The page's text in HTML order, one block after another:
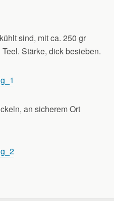
sind, mit ca. 250 gr
Stärke, dick besieben.
an sicherem Ort